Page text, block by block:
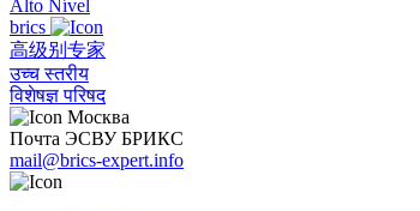
Alto Nível
brics
高级别专家
उच्च स्तरीय
विशेषज्ञ परिषद
Москва
Почта ЭСВУ БРИКС
mail@brics-expert.info